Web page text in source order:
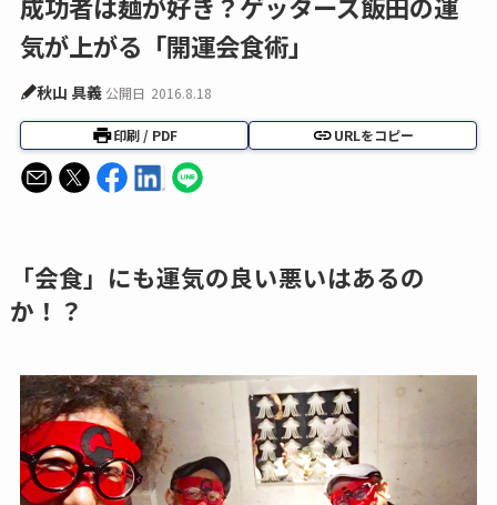
気が上がる「開運会食術」
秋山 具義 公開日 2016.8.18
印刷 / PDF URLをコピー
「会食」にも運気の良い悪いはあるの
か！？